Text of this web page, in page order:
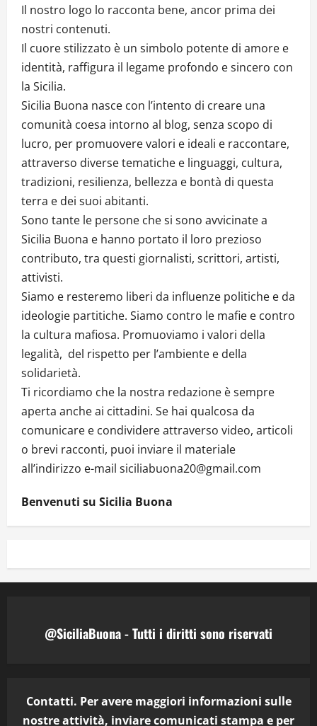
Il nostro logo lo racconta bene, ancor prima dei
nostri contenuti.
Il cuore stilizzato è un simbolo potente di amore e
identità, raffigura il legame profondo e sincero con
la Sicilia.
Sicilia Buona nasce con l’intento di creare una
comunità coesa intorno al blog, senza scopo di
lucro, per promuovere valori e ideali e raccontare,
attraverso diverse tematiche e linguaggi, cultura,
tradizioni, resilienza, bellezza e bontà di questa
terra e dei suoi abitanti.
Sono tante le persone che si sono avvicinate a
Sicilia Buona e hanno portato il loro prezioso
contributo, tra questi giornalisti, scrittori, artisti,
attivisti.
Siamo e resteremo liberi da influenze politiche e da
ideologie partitiche. Siamo contro le mafie e contro
la cultura mafiosa. Promuoviamo i valori della
legalità, del rispetto per l’ambiente e della
solidarietà.
Ti ricordiamo che la nostra redazione è sempre
aperta anche ai cittadini. Se hai qualcosa da
comunicare e condividere attraverso video, articoli
o brevi racconti, puoi inviare il materiale
all’indirizzo e-mail siciliabuona20@gmail.com
Benvenuti su Sicilia Buona
@SiciliaBuona - Tutti i diritti sono riservati
Contatti. Per avere maggiori informazioni sulle
nostre attività, inviare comunicati stampa e per